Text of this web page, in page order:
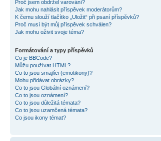
Proč jsem obdržel varování?
Jak mohu nahlásit příspěvek moderátorům?
K čemu slouží tlačítko „Uložit“ při psaní příspěvků?
Proč musí být můj příspěvek schválen?
Jak mohu oživit svoje téma?
Formátování a typy příspěvků
Co je BBCode?
Můžu používat HTML?
Co to jsou smajlíci (emotikony)?
Mohu přidávat obrázky?
Co to jsou Globální oznámení?
Co to jsou oznámení?
Co to jsou důležitá témata?
Co to jsou uzamčená témata?
Co jsou ikony témat?